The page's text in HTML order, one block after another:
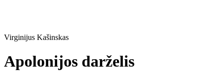
Virginijus Kašinskas
Apolonijos darželis